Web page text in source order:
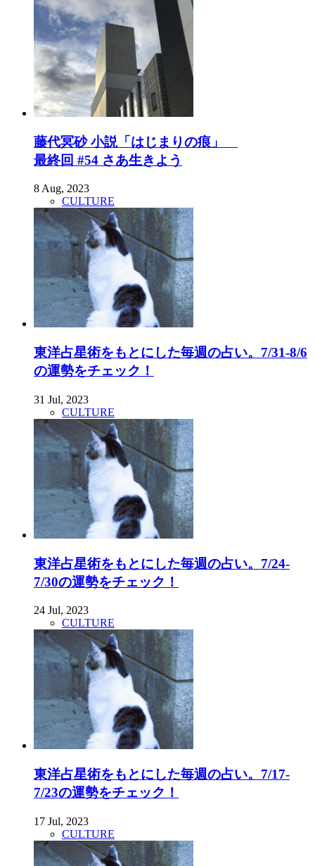
藤代冥砂 小説「はじまりの痕」
最終回 #54 さあ生きよう
8 Aug, 2023
CULTURE
東洋占星術をもとにした毎週の占い。7/31-8/6
の運勢をチェック！
31 Jul, 2023
CULTURE
東洋占星術をもとにした毎週の占い。7/24-
7/30の運勢をチェック！
24 Jul, 2023
CULTURE
東洋占星術をもとにした毎週の占い。7/17-
7/23の運勢をチェック！
17 Jul, 2023
CULTURE